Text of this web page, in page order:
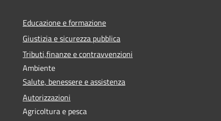
Educazione e formazione
Giustizia e sicurezza pubblica
Tributi,finanze e contravvenzioni
Ambiente
Salute, benessere e assistenza
Autorizzazioni
Agricoltura e pesca